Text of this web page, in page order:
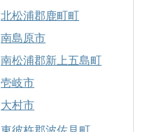
北松浦郡鹿町町
南島原市
南松浦郡新上五島町
壱岐市
大村市